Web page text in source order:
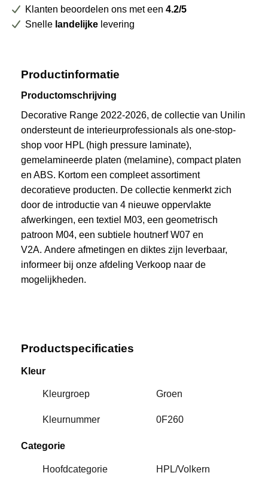
Klanten beoordelen ons met een 4.2/5
Snelle landelijke levering
Productinformatie
Productomschrijving
Decorative Range 2022-2026, de collectie van Unilin
ondersteunt de interieurprofessionals als one-stop-
shop voor HPL (high pressure laminate),
gemelamineerde platen (melamine), compact platen
en ABS. Kortom een compleet assortiment
decoratieve producten. De collectie kenmerkt zich
door de introductie van 4 nieuwe oppervlakte
afwerkingen, een textiel M03, een geometrisch
patroon M04, een subtiele houtnerf W07 en
V2A. Andere afmetingen en diktes zijn leverbaar,
informeer bij onze afdeling Verkoop naar de
mogelijkheden.
Productspecificaties
Kleur
Kleurgroep Groen
Kleurnummer 0F260
Categorie
Hoofdcategorie HPL/Volkern